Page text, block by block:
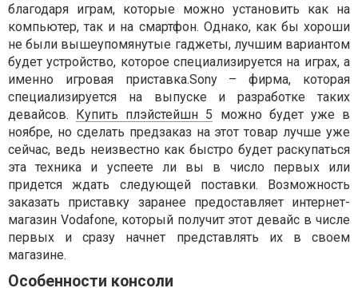
благодаря играм, которые можно установить как на
компьютер, так и на смартфон. Однако, как бы хороши
не были вышеупомянутые гаджеты, лучшим вариантом
будет устройство, которое специализируется на играх, а
именно игровая приставка.Sony – фирма, которая
специализируется на выпуске и разработке таких
девайсов. Купить плэйстейшн 5 можно будет уже в
ноябре, но сделать предзаказ на этот товар лучше уже
сейчас, ведь неизвестно как быстро будет раскупаться
эта техника и успеете ли вы в число первых или
придется ждать следующей поставки. Возможность
заказать приставку заранее предоставляет интернет-
магазин Vodafone, который получит этот девайс в числе
первых и сразу начнет представлять их в своем
магазине.
Особенности консоли